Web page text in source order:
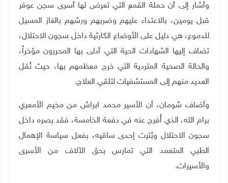
وأشار إلى أن حملة القمع التي تعرض لها أسرى سجن عوفر
قبل يومين، بالاعتداء عليهم وضربهم ورشهم بالغاز المسيل
للدموع، هي دليل على الأوضاع الكارثية داخل سجون الاحتلال،
تضاف إليها الشهادات الحية التي أدلى بها المحررون مؤخراً،
والحالة الصحية المتردية التي خرج معظمهم بها، حيث نُقل
العديد منهم إلى المستشفيات لتلقي العلاج.
وأضاف شومان، أن الأسير محمد ابراش من مخيم الأمعري
برام الله، الذي أُفرج عنه في دفعة الخامسة، فقد بصره داخل
سجون الاحتلال وبُترت إحدى ساقيه، بفعل سياسة الإهمال
الطبي المتعمد التي تمارس بحق الآلاف من الأسرى
والأسيرات.